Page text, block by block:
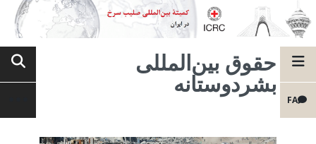
FA
حقوق بین‌المللی
بشردوستانه